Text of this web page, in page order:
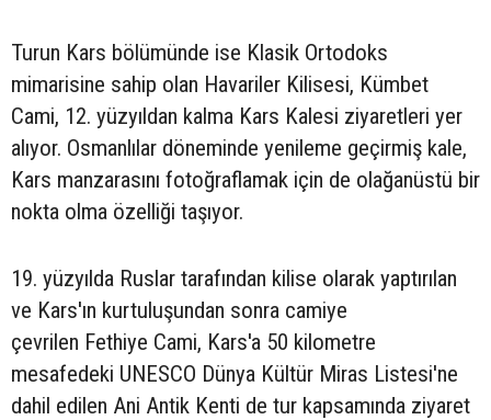
Turun Kars bölümünde ise Klasik Ortodoks
mimarisine sahip olan Havariler Kilisesi, Kümbet
Cami, 12. yüzyıldan kalma Kars Kalesi ziyaretleri yer
alıyor. Osmanlılar döneminde yenileme geçirmiş kale,
Kars manzarasını fotoğraflamak için de olağanüstü bir
nokta olma özelliği taşıyor.
19. yüzyılda Ruslar tarafından kilise olarak yaptırılan
ve Kars'ın kurtuluşundan sonra camiye
çevrilen Fethiye Cami, Kars'a 50 kilometre
mesafedeki UNESCO Dünya Kültür Miras Listesi'ne
dahil edilen Ani Antik Kenti de tur kapsamında ziyaret